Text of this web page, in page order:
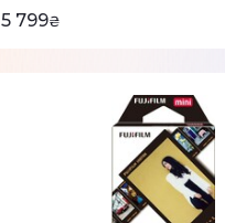
5 799₴